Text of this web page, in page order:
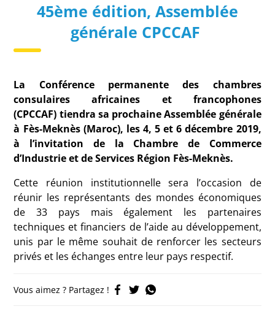
45ème édition, Assemblée
générale CPCCAF
La Conférence permanente des chambres
consulaires africaines et francophones
(CPCCAF) tiendra sa prochaine Assemblée générale
à Fès-Meknès (Maroc), les 4, 5 et 6 décembre 2019,
à l’invitation de la Chambre de Commerce
d’Industrie et de Services Région Fès-Meknès.
Cette réunion institutionnelle sera l’occasion de
réunir les représentants des mondes économiques
de 33 pays mais également les partenaires
techniques et financiers de l’aide au développement,
unis par le même souhait de renforcer les secteurs
privés et les échanges entre leur pays respectif.
Vous aimez ? Partagez !